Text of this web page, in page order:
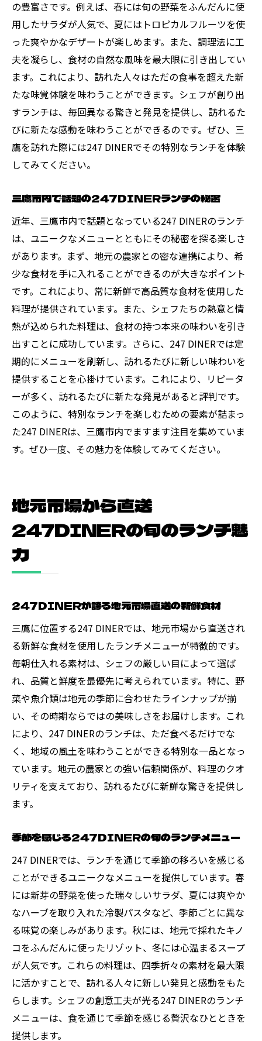
247DINERのランチで楽しむ、食材の新鮮さ
毎日新鮮！247DINERのランチ体験
247DINERで実感する、新鮮さの違い
の豊富さです。例えば、春には旬の野菜をふんだんに使
用したサラダが人気で、夏にはトロピカルフルーツを使
った爽やかなデザートが楽しめます。また、調理法に工
夫を凝らし、食材の自然な風味を最大限に引き出してい
ます。これにより、訪れた人々はただの食事を超えた新
たな味覚体験を味わうことができます。シェフが創り出
すランチは、毎回異なる驚きと発見を提供し、訪れるた
びに新たな感動を味わうことができるのです。ぜひ、三
鷹を訪れた際には247 DINERでその特別なランチを体験
してみてください。
三鷹市内で話題の247DINERランチの秘密
近年、三鷹市内で話題となっている247 DINERのランチ
は、ユニークなメニューとともにその秘密を探る楽しさ
があります。まず、地元の農家との密な連携により、希
少な食材を手に入れることができるのが大きなポイント
です。これにより、常に新鮮で高品質な食材を使用した
料理が提供されています。また、シェフたちの熱意と情
熱が込められた料理は、食材の持つ本来の味わいを引き
出すことに成功しています。さらに、247 DINERでは定
期的にメニューを刷新し、訪れるたびに新しい味わいを
提供することを心掛けています。これにより、リピータ
ーが多く、訪れるたびに新たな発見があると評判です。
このように、特別なランチを楽しむための要素が詰まっ
た247 DINERは、三鷹市内でますます注目を集めていま
す。ぜひ一度、その魅力を体験してみてください。
地元市場から直送
247DINERの旬のランチ魅
力
247DINERが誇る地元市場直送の新鮮食材
三鷹に位置する247 DINERでは、地元市場から直送され
る新鮮な食材を使用したランチメニューが特徴的です。
毎朝仕入れる素材は、シェフの厳しい目によって選ば
れ、品質と鮮度を最優先に考えられています。特に、野
菜や魚介類は地元の季節に合わせたラインナップが揃
い、その時期ならではの美味しさをお届けします。これ
により、247 DINERのランチは、ただ食べるだけでな
く、地域の風土を味わうことができる特別な一品となっ
ています。地元の農家との強い信頼関係が、料理のクオ
リティを支えており、訪れるたびに新鮮な驚きを提供し
ます。
季節を感じる247DINERの旬のランチメニュー
247 DINERでは、ランチを通じて季節の移ろいを感じる
ことができるユニークなメニューを提供しています。春
には新芽の野菜を使った瑞々しいサラダ、夏には爽やか
なハーブを取り入れた冷製パスタなど、季節ごとに異な
る味覚の楽しみがあります。秋には、地元で採れたキノ
コをふんだんに使ったリゾット、冬には心温まるスープ
が人気です。これらの料理は、四季折々の素材を最大限
に活かすことで、訪れる人々に新しい発見と感動をもた
らします。シェフの創意工夫が光る247 DINERのランチ
メニューは、食を通じて季節を感じる贅沢なひとときを
提供します。